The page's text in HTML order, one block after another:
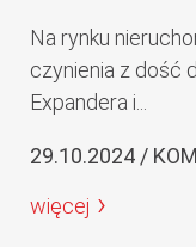
Na rynku
czynienia z dość
Expandera i...
29.10.2024 /
więcej